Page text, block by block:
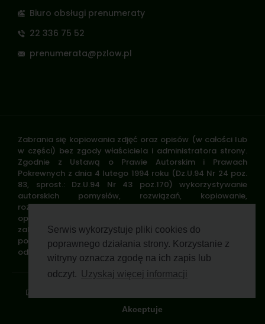
Serwis wykorzystuje pliki cookies do
poprawnego działania strony. Korzystanie z
witryny oznacza zgodę na ich zapis lub
odczyt.
Uzyskaj więcej informacji
Akceptuje
Biuro obsługi prenumeraty
22 336 75 52
prenumerata@pzlow.pl
Zabrania się kopiowania zdjęć oraz opisów (w całości lub
w części) bez zgody właściciela i administratora strony.
Zgodnie z Ustawą o Prawie Autorskim i Prawach
Pokrewnych z dnia 4 lutego 1994 roku (Dz.U.94 Nr 24 poz.
83, sprost.: Dz.U.94 Nr 43 poz.170) wykorzystywanie
autorskich pomysłów, rozwiązań, kopiowanie,
rozpowszechnianie zdjęć, fragmentów grafiki, tekstów
opisów w celach zarobkowych, bez zezwolenia autora jest
zabronione i stanowi naruszenie praw autorskich oraz
podlega karze. Znaki towarowe i graficzne są własnością
odpowiednich firm i/lub instytucji.
© 2026 Polski Związek Łowiecki. All rights reserved
Wsparcie GWP Wirtualnie